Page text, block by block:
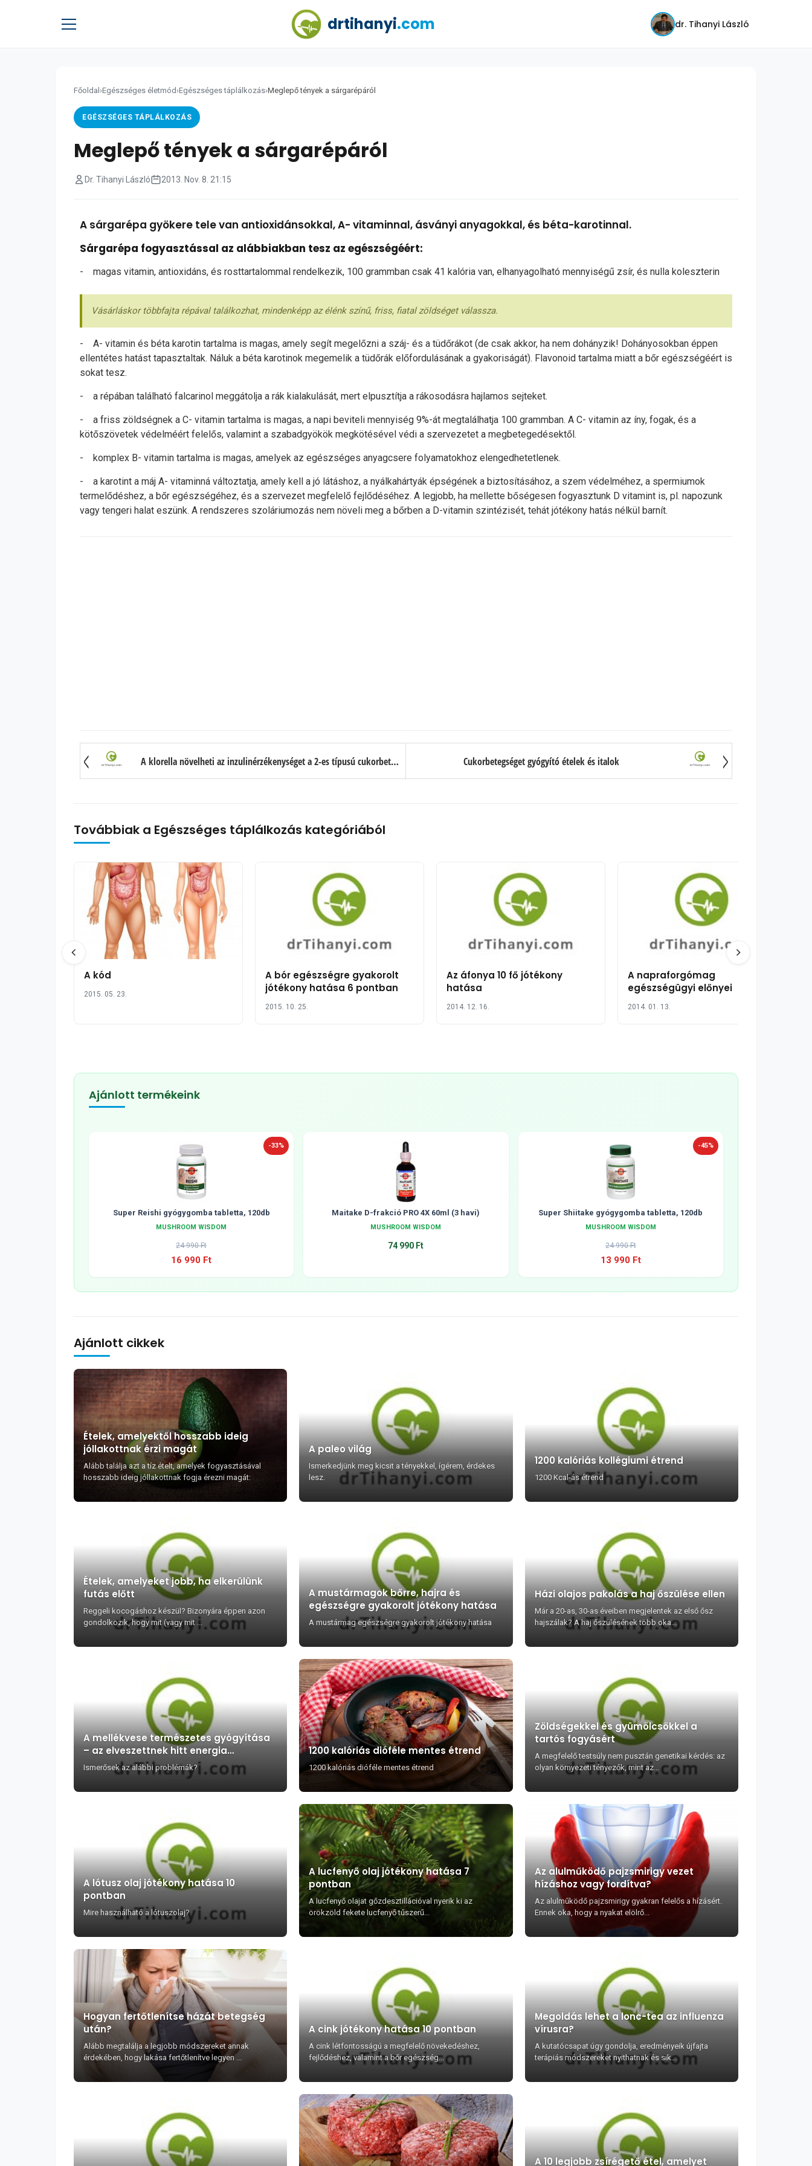
drtihanyi.com dr. Tihanyi László
Főoldal ›Egészséges életmód ›Egészséges táplálkozás›Meglepő tények a sárgarépáról
EGÉSZSÉGES TÁPLÁLKOZÁS
Meglepő tények a sárgarépáról
Dr. Tihanyi László 2013. Nov. 8. 21:15
A sárgarépa gyökere tele van antioxidánsokkal, A- vitaminnal, ásványi anyagokkal, és béta-karotinnal.
Sárgarépa fogyasztással az alábbiakban tesz az egészségéért:
- magas vitamin, antioxidáns, és rosttartalommal rendelkezik, 100 grammban csak 41 kalória van, elhanyagolható mennyiségű zsír, és nulla koleszterin
Vásárláskor többfajta répával találkozhat, mindenképp az élénk színű, friss, fiatal zöldséget válassza.
- A- vitamin és béta karotin tartalma is magas, amely segít megelőzni a száj- és a tüdőrákot (de csak akkor, ha nem dohányzik! Dohányosokban éppen
ellentétes hatást tapasztaltak. Náluk a béta karotinok megemelik a tüdőrák előfordulásának a gyakoriságát). Flavonoid tartalma miatt a bőr egészségéért is
sokat tesz.
- a répában található falcarinol meggátolja a rák kialakulását, mert elpusztítja a rákosodásra hajlamos sejteket.
- a friss zöldségnek a C- vitamin tartalma is magas, a napi beviteli mennyiség 9%-át megtalálhatja 100 grammban. A C- vitamin az íny, fogak, és a
kötőszövetek védelméért felelős, valamint a szabadgyökök megkötésével védi a szervezetet a megbetegedésektől.
- komplex B- vitamin tartalma is magas, amelyek az egészséges anyagcsere folyamatokhoz elengedhetetlenek.
- a karotint a máj A- vitaminná változtatja, amely kell a jó látáshoz, a nyálkahártyák épségének a biztosításához, a szem védelméhez, a spermiumok
termelődéshez, a bőr egészségéhez, és a szervezet megfelelő fejlődéséhez. A legjobb, ha mellette bőségesen fogyasztunk D vitamint is, pl. napozunk
vagy tengeri halat eszünk. A rendszeres szoláriumozás nem növeli meg a bőrben a D-vitamin szintézisét, tehát jótékony hatás nélkül barnít.
A klorella növelheti az inzulinérzékenységet a 2-es típusú cukorbetegeknél Cukorbetegséget gyógyító ételek és italok
Továbbiak a Egészséges táplálkozás kategóriából
A kód
2015. 05. 23.
A bór egészségre gyakorolt
jótékony hatása 6 pontban
2015. 10. 25.
Az áfonya 10 fő jótékony
hatása
2014. 12. 16.
A napraforgómag
egészségügyi előnyei
2014. 01. 13.
Ajánlott termékeink
-33%
Super Reishi gyógygomba tabletta, 120db
MUSHROOM WISDOM
24 990 Ft
16 990 Ft
Maitake D-frakció PRO 4X 60ml (3 havi)
MUSHROOM WISDOM
74 990 Ft
-45%
Super Shiitake gyógygomba tabletta, 120db
MUSHROOM WISDOM
24 990 Ft
13 990 Ft
Ajánlott cikkek
Ételek, amelyektől hosszabb ideig
jóllakottnak érzi magát
Alább találja azt a tíz ételt, amelyek fogyasztásával
hosszabb ideig jóllakottnak fogja érezni magát:
A paleo világ
Ismerkedjünk meg kicsit a tényekkel, ígérem, érdekes
lesz.
1200 kalóriás kollégiumi étrend
1200 Kcal-ás étrend
Ételek, amelyeket jobb, ha elkerülünk
futás előtt
Reggeli kocogáshoz készül? Bizonyára éppen azon
gondolkozik, hogy mit (vagy mit ...
A mustármagok bőrre, hajra és
egészségre gyakorolt jótékony hatása
A mustármag egészségre gyakorolt jótékony hatása
Házi olajos pakolás a haj őszülése ellen
Már a 20-as, 30-as éveiben megjelentek az első ősz
hajszálak? A haj őszülésének több oka...
A mellékvese természetes gyógyítása
– az elveszettnek hitt energia
visszaszerzése
Ismerősek az alábbi problémák?
1200 kalóriás dióféle mentes étrend
1200 kalóriás dióféle mentes étrend
Zöldségekkel és gyümölcsökkel a
tartós fogyásért
A megfelelő testsúly nem pusztán genetikai kérdés: az
olyan környezeti tényezők, mint az...
A lótusz olaj jótékony hatása 10
pontban
Mire használható a lótuszolaj?
A lucfenyő olaj jótékony hatása 7
pontban
A lucfenyő olajat gőzdesztillációval nyerik ki az
örökzöld fekete lucfenyő tűszerű...
Az alulműködő pajzsmirigy vezet
hízáshoz vagy fordítva?
Az alulműködő pajzsmirigy gyakran felelős a hízásért.
Ennek oka, hogy a nyakat elölrő...
Hogyan fertőtlenítse házát betegség
után?
Alább megtalálja a legjobb módszereket annak
érdekében, hogy lakása fertőtlenítve legyen ...
A cink jótékony hatása 10 pontban
A cink létfontosságú a megfelelő növekedéshez,
fejlődéshez, valamint a bőr egészség...
Megoldás lehet a lonc-tea az influenza
vírusra?
A kutatócsapat úgy gondolja, eredményeik újfajta
terápiás módszereket nyithatnak és sik...
A 10 legjobb zsírégető étel, amelyet